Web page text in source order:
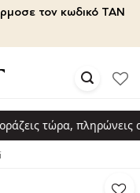
τον κωδικό TAN
τώρα, πληρώνεις